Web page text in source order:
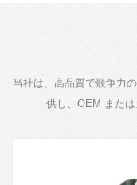
当社は、高品質で競争力
供し、OEM または